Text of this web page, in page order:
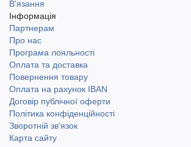
В'язання
Інформація
Партнерам
Про нас
Програма лояльності
Оплата та доставка
Повернення товару
Оплата на рахунок IBAN
Договір публічної оферти
Політика конфіденційності
Зворотній зв'язок
Карта сайту